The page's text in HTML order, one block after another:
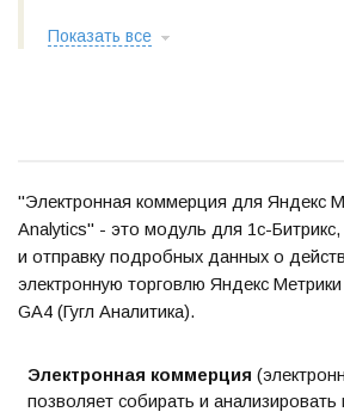
Показать все
"Электронная коммерция для Яндекс
Analytics" - это модуль для 1с-
и отправку подробных данных о
электронную торговлю Яндекс
GA4 (Гугл Аналитика).
Электронная коммерция
позволяет собирать и